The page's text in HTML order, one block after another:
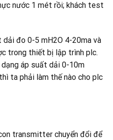
nước 1 mét rồi; khách test
đo 0-5 mH2O 4-20ma và
trong thiết bị lập trình plc.
áp suất dải 0-10m
ta phải làm thế nào cho plc
transmitter chuyển đổi để